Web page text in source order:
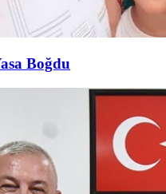
Boğdu